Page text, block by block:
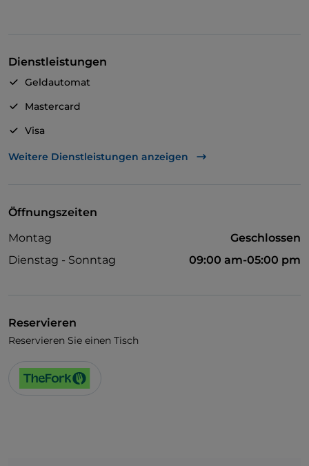
Dienstleistungen
Geldautomat
Mastercard
Visa
Behindertengerechter Zugang
Weitere Dienstleistungen anzeigen
Öffnungszeiten
Montag
Geschlossen
Dienstag - Sonntag
09:00 am-05:00 pm
Reservieren
Reservieren Sie einen Tisch